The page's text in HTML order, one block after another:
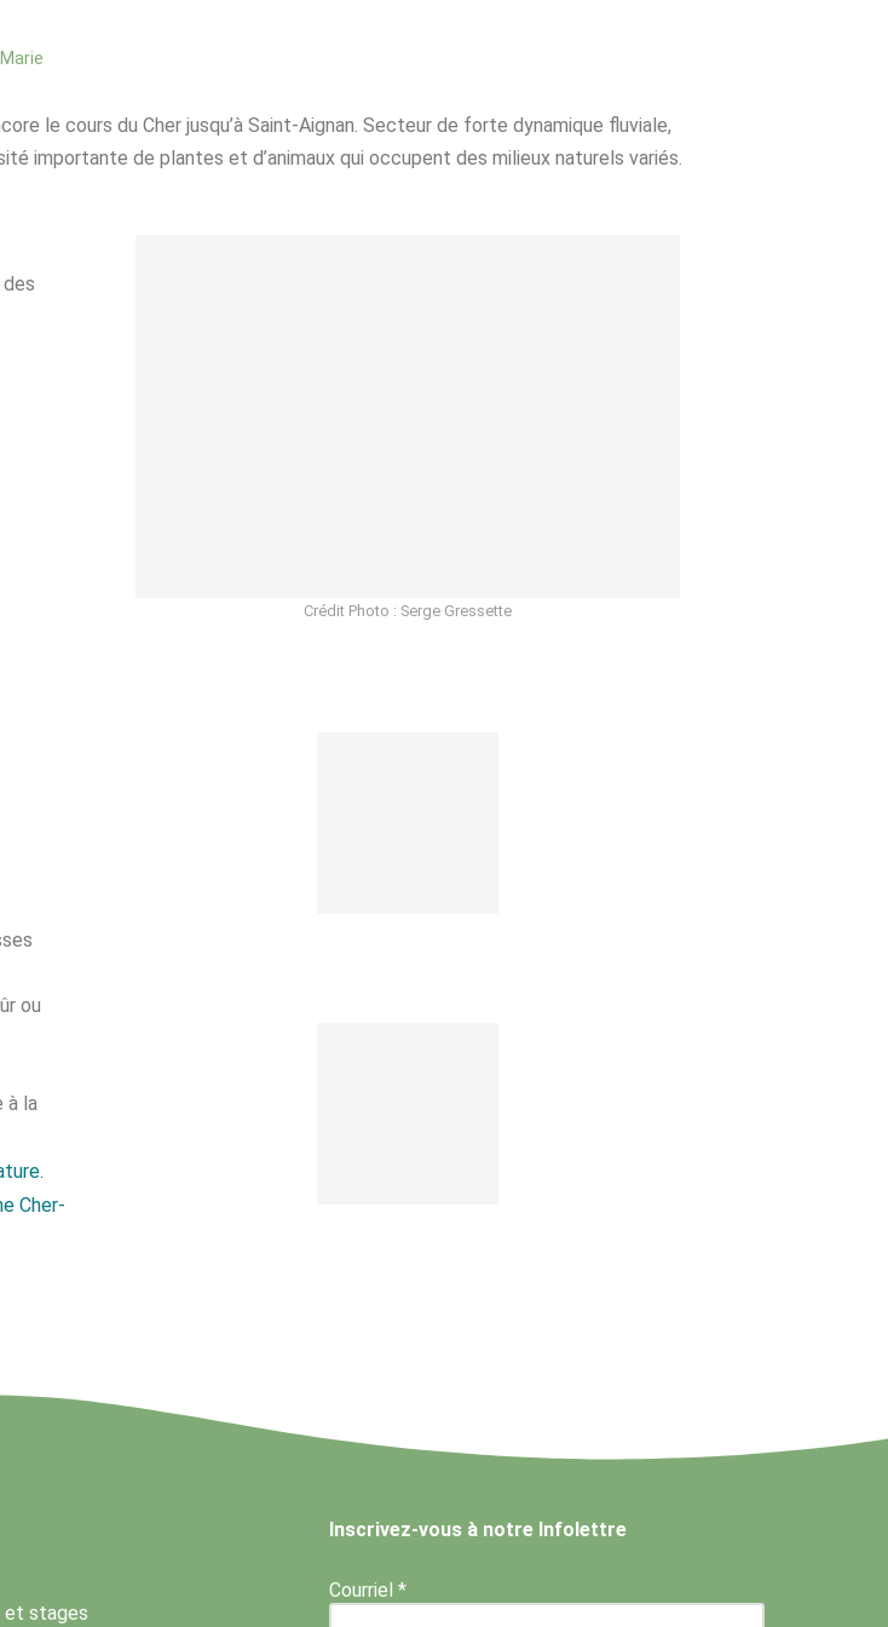
Marie
le cours du Cher jusqu’à Saint-Aignan. Secteur de forte dynamique fluviale,
importante de plantes et d’animaux qui occupent des milieux naturels variés.
des
ou
à la
Cher-
Crédit Photo : Serge Gressette
et stages
Inscrivez-vous à notre Infolettre
Courriel *